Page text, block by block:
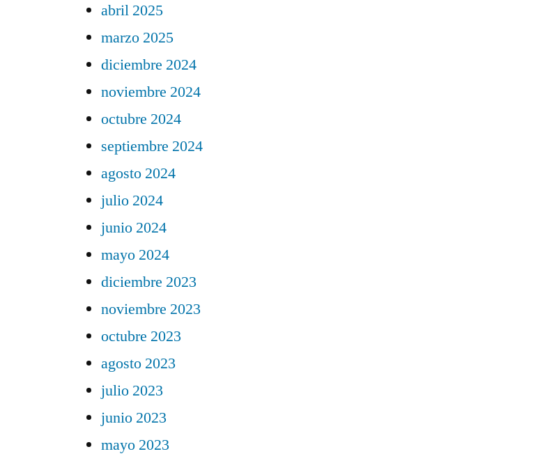
abril 2025
marzo 2025
diciembre 2024
noviembre 2024
octubre 2024
septiembre 2024
agosto 2024
julio 2024
junio 2024
mayo 2024
diciembre 2023
noviembre 2023
octubre 2023
agosto 2023
julio 2023
junio 2023
mayo 2023